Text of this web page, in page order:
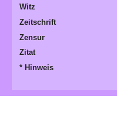
Witz
Zeitschrift
Zensur
Zitat
* Hinweis